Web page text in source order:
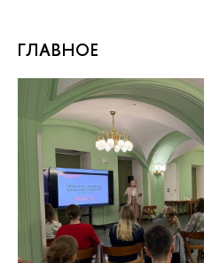
ГЛАВНОЕ